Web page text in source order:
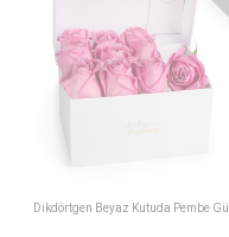
Dikdörtgen Beyaz Kutuda Pembe Gül